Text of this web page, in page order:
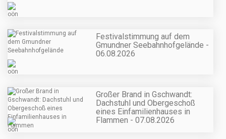
Festivalstimmung auf dem
Gmundner Seebahnhofgelände -
06.08.2026
Großer Brand in Gschwandt:
Dachstuhl und Obergeschoß
eines Einfamilienhauses in
Flammen - 07.08.2026